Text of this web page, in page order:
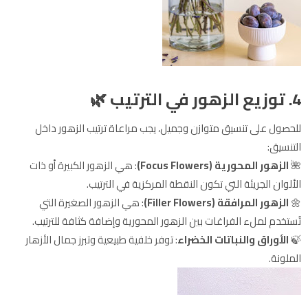
4. توزيع الزهور في الترتيب 🌿
للحصول على تنسيق متوازن وجميل، يجب مراعاة ترتيب الزهور داخل
التنسيق:
🌺الزهور المحورية (Focus Flowers)
: هي الزهور الكبيرة أو ذات
الألوان الجريئة التي تكون النقطة المركزية في الترتيب.
🌼الزهور المرافقة (Filler Flowers)
: هي الزهور الصغيرة التي
تُستخدم لملء الفراغات بين الزهور المحورية وإضافة كثافة للترتيب.
🍃الأوراق والنباتات الخضراء: توفر خلفية طبيعية وتبرز جمال الأزهار
الملونة.